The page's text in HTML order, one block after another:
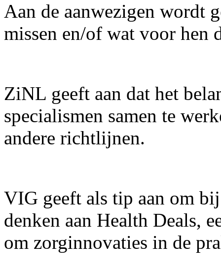
Aan de aanwezigen wordt
missen en/of wat voor hen
ZiNL geeft aan dat het
specialismen samen te
andere richtlijnen.
VIG geeft als tip aan om
denken aan Health Deals,
om zorginnovaties in de